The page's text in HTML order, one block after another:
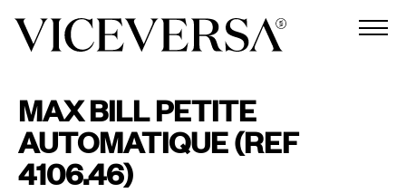
MAX BILL PETITE
AUTOMATIQUE (REF
4106.46)